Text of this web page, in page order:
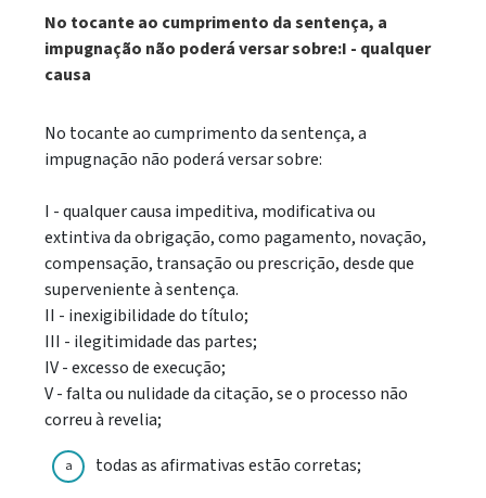
No tocante ao cumprimento da sentença, a
impugnação não poderá versar sobre:I - qualquer
causa
No tocante ao cumprimento da sentença, a
impugnação não poderá versar sobre:
I - qualquer causa impeditiva, modificativa ou
extintiva da obrigação, como pagamento, novação,
compensação, transação ou prescrição, desde que
superveniente à sentença.
II - inexigibilidade do título;
III - ilegitimidade das partes;
IV - excesso de execução;
V - falta ou nulidade da citação, se o processo não
correu à revelia;
a todas as afirmativas estão corretas;